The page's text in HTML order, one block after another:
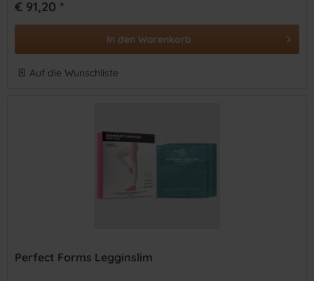
€ 91,20 *
In den Warenkorb
Auf die Wunschliste
Perfect Forms Legginslim